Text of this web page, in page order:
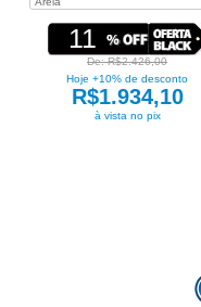
11
De: R$2.426,00
Hoje +10% de desconto
R$1.934,10
à vista no pix